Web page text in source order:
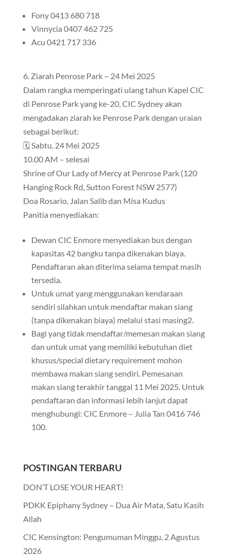
Fony 0413 680 718
Vinnycia 0407 462 725
Acu 0421 717 336
6. Ziarah Penrose Park – 24 Mei 2025
Dalam rangka memperingati ulang tahun Kapel CIC
di Penrose Park yang ke-20, CIC Sydney akan
mengadakan ziarah ke Penrose Park dengan uraian
sebagai berikut:
🗓 Sabtu, 24 Mei 2025
10.00 AM – selesai
Shrine of Our Lady of Mercy at Penrose Park (120
Hanging Rock Rd, Sutton Forest NSW 2577)
Doa Rosario, Jalan Salib dan Misa Kudus
Panitia menyediakan:
Dewan CIC Enmore menyediakan bus dengan
kapasitas 42 bangku tanpa dikenakan biaya.
Pendaftaran akan diterima selama tempat masih
tersedia.
Untuk umat yang menggunakan kendaraan
sendiri silahkan untuk mendaftar makan siang
(tanpa dikenakan biaya) melalui stasi masing2.
Bagi yang tidak mendaftar/memesan makan siang
dan untuk umat yang memiliki kebutuhan diet
khusus/special dietary requirement mohon
membawa makan siang sendiri. Pemesanan
makan siang terakhir tanggal 11 Mei 2025. Untuk
pendaftaran dan informasi lebih lanjut dapat
menghubungi: CIC Enmore – Julia Tan 0416 746
100.
POSTINGAN TERBARU
DON’T LOSE YOUR HEART!
PDKK Epiphany Sydney – Dua Air Mata, Satu Kasih
Allah
CIC Kensington: Pengumuman Minggu, 2 Agustus
2026